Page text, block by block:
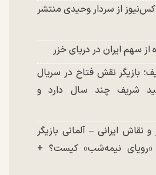
از سردار وحیدی منتشر
از سهم ایران در دریای خزر
بازیگر نقش فتاح در سریال
شریف چند سال دارد و
و نقاش ایرانی – آلمانی بازیگر
«رویای نیمه‌شب» کیست؟ +